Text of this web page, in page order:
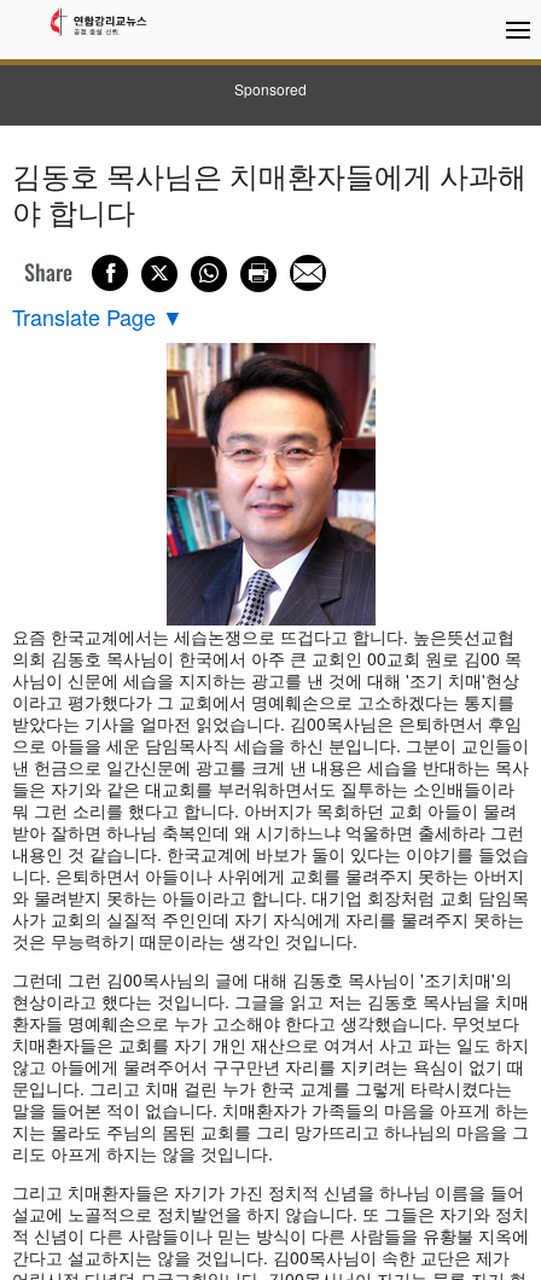
Sponsored
김동호 목사님은 치매환자들에게 사과해
야 합니다
Share
Translate Page ▼
요즘 한국교계에서는 세습논쟁으로 뜨겁다고 합니다. 높은뜻선교협
의회 김동호 목사님이 한국에서 아주 큰 교회인 00교회 원로 김00 목
사님이 신문에 세습을 지지하는 광고를 낸 것에 대해 '조기 치매'현상
이라고 평가했다가 그 교회에서 명예훼손으로 고소하겠다는 통지를
받았다는 기사을 얼마전 읽었습니다. 김00목사님은 은퇴하면서 후임
으로 아들을 세운 담임목사직 세습을 하신 분입니다. 그분이 교인들이
낸 헌금으로 일간신문에 광고를 크게 낸 내용은 세습을 반대하는 목사
들은 자기와 같은 대교회를 부러워하면서도 질투하는 소인배들이라
뭐 그런 소리를 했다고 합니다. 아버지가 목회하던 교회 아들이 물려
받아 잘하면 하나님 축복인데 왜 시기하느냐 억울하면 출세하라 그런
내용인 것 같습니다. 한국교계에 바보가 둘이 있다는 이야기를 들었습
니다. 은퇴하면서 아들이나 사위에게 교회를 물려주지 못하는 아버지
와 물려받지 못하는 아들이라고 합니다. 대기업 회장처럼 교회 담임목
사가 교회의 실질적 주인인데 자기 자식에게 자리를 물려주지 못하는
것은 무능력하기 때문이라는 생각인 것입니다.
그런데 그런 김00목사님의 글에 대해 김동호 목사님이 '조기치매'의
현상이라고 했다는 것입니다. 그글을 읽고 저는 김동호 목사님을 치매
환자들 명예훼손으로 누가 고소해야 한다고 생각했습니다. 무엇보다
치매환자들은 교회를 자기 개인 재산으로 여겨서 사고 파는 일도 하지
않고 아들에게 물려주어서 구구만년 자리를 지키려는 욕심이 없기 때
문입니다. 그리고 치매 걸린 누가 한국 교계를 그렇게 타락시켰다는
말을 들어본 적이 없습니다. 치매환자가 가족들의 마음을 아프게 하는
지는 몰라도 주님의 몸된 교회를 그리 망가뜨리고 하나님의 마음을 그
리도 아프게 하지는 않을 것입니다.
그리고 치매환자들은 자기가 가진 정치적 신념을 하나님 이름을 들어
설교에 노골적으로 정치발언을 하지 않습니다. 또 그들은 자기와 정치
적 신념이 다른 사람들이나 믿는 방식이 다른 사람들을 유황불 지옥에
간다고 설교하지는 않을 것입니다. 김00목사님이 속한 교단은 제가